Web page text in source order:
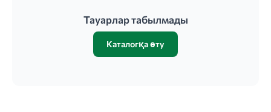
Тауарлар табылмады
Каталогқа өту